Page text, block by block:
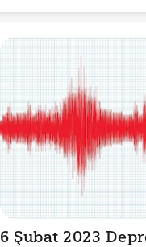
6 Şubat 2023